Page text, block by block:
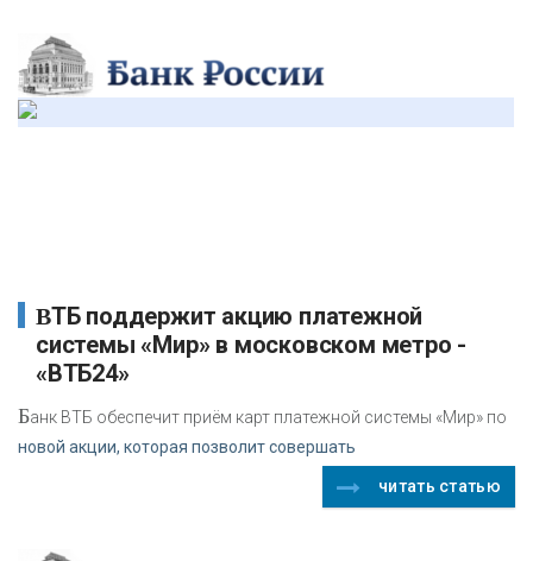
ВТБ поддержит акцию платежной
системы «Мир» в московском метро -
«ВТБ24»
Банк ВТБ обеспечит приём карт платежной системы «Мир» по
новой акции, которая позволит совершать
читать статью